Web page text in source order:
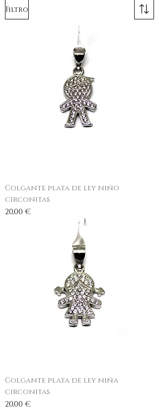
Filtro
Colgante plata de ley niño
circonitas
Precio
20,00 €
Colgante plata de ley niña
circonitas
Precio
20,00 €